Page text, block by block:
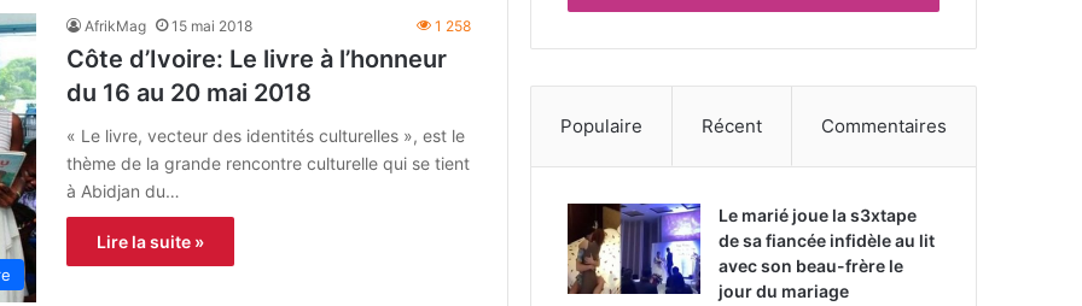
AfrikMag 15 mai 2018 1 258
Côte d’Ivoire: Le livre à l’honneur
du 16 au 20 mai 2018
« Le livre, vecteur des identités culturelles », est le
thème de la grande rencontre culturelle qui se tient
à Abidjan du…
Lire la suite »
Populaire Récent Commentaires
Le marié joue la s3xtape
de sa fiancée infidèle au lit
avec son beau-frère le
jour du mariage